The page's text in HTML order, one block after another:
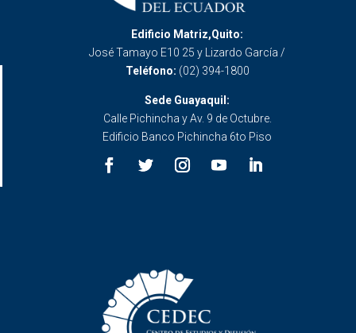
Edificio Matriz,Quito:
José Tamayo E10 25 y Lizardo García /
Teléfono: (02) 394-1800
Sede Guayaquil:
Calle Pichincha y Av. 9 de Octubre.
Edificio Banco Pichincha 6to Piso